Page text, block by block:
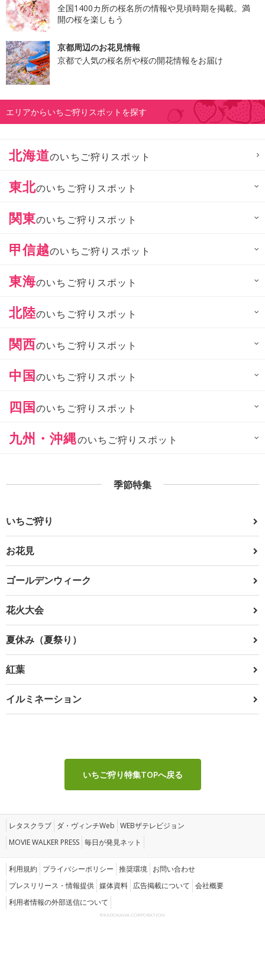
全国1400カ所の桜名所の情報や見頃時期を掲載。満
開の桜を楽しもう
京都周辺のお花見情報
京都で人気の桜名所や桜の開花情報をお届け
エリアからいちご狩りスポットを探す
北海道のいちご狩りスポット
東北のいちご狩りスポット
関東のいちご狩りスポット
甲信越のいちご狩りスポット
東海のいちご狩りスポット
北陸のいちご狩りスポット
関西のいちご狩りスポット
中国のいちご狩りスポット
四国のいちご狩りスポット
九州・沖縄のいちご狩りスポット
季節特集
いちご狩り
お花見
ゴールデンウィーク
花火大会
夏休み（夏祭り）
紅葉
イルミネーション
いちご狩り特集TOPへ戻る
レタスクラブ ダ・ヴィンチWeb WEBザテレビジョン
MOVIE WALKER PRESS 毎日が発見ネット
利用規約 プライバシーポリシー 推奨環境 お問い合わせ
プレスリリース・情報提供 媒体資料 広告掲載について 会社概要
利用者情報の外部送信について
©KADOKAWA CORPORATION